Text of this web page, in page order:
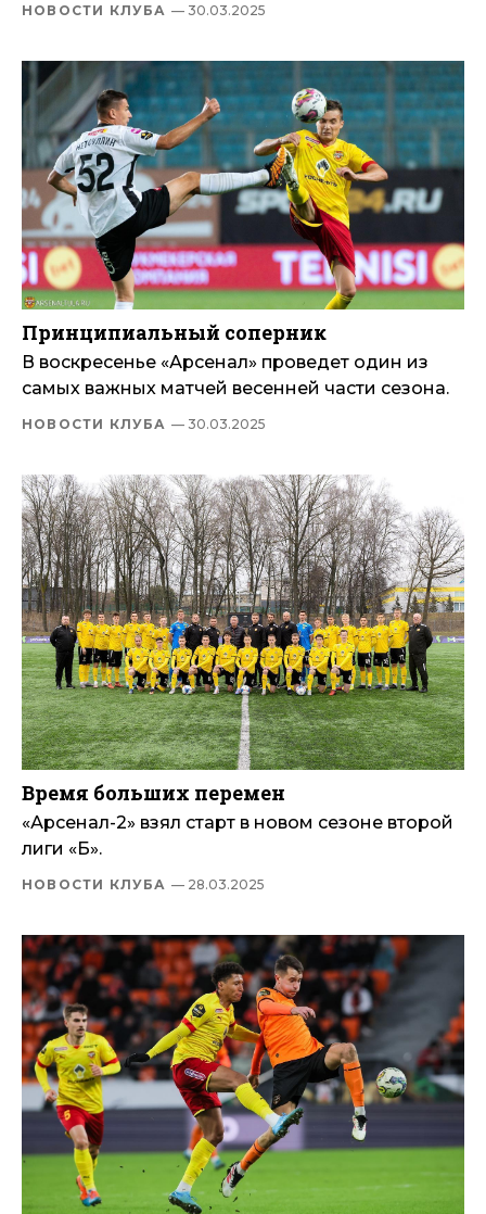
НОВОСТИ КЛУБА — 30.03.2025
Принципиальный соперник
В воскресенье «Арсенал» проведет один из
самых важных матчей весенней части сезона.
НОВОСТИ КЛУБА — 30.03.2025
Время больших перемен
«Арсенал-2» взял старт в новом сезоне второй
лиги «Б».
НОВОСТИ КЛУБА — 28.03.2025